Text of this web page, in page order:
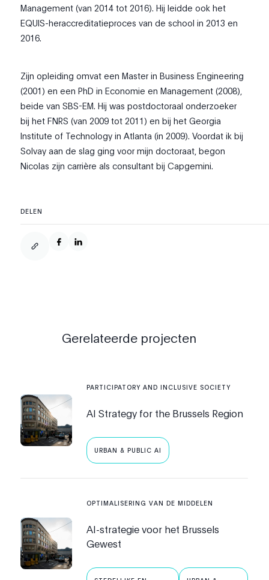
Management (van 2014 tot 2016). Hij leidde ook het
EQUIS-heraccreditatieproces van de school in 2013 en
2016.
Zijn opleiding omvat een Master in Business Engineering
(2001) en een PhD in Economie en Management (2008),
beide van SBS-EM. Hij was postdoctoraal onderzoeker
bij het FNRS (van 2009 tot 2011) en bij het Georgia
Institute of Technology in Atlanta (in 2009). Voordat ik bij
Solvay aan de slag ging voor mijn doctoraat, begon
Nicolas zijn carrière als consultant bij Capgemini.
DELEN
Gerelateerde projecten
PARTICIPATORY AND INCLUSIVE SOCIETY
AI Strategy for the Brussels Region
URBAN & PUBLIC AI
OPTIMALISERING VAN DE MIDDELEN
AI-strategie voor het Brussels
Gewest